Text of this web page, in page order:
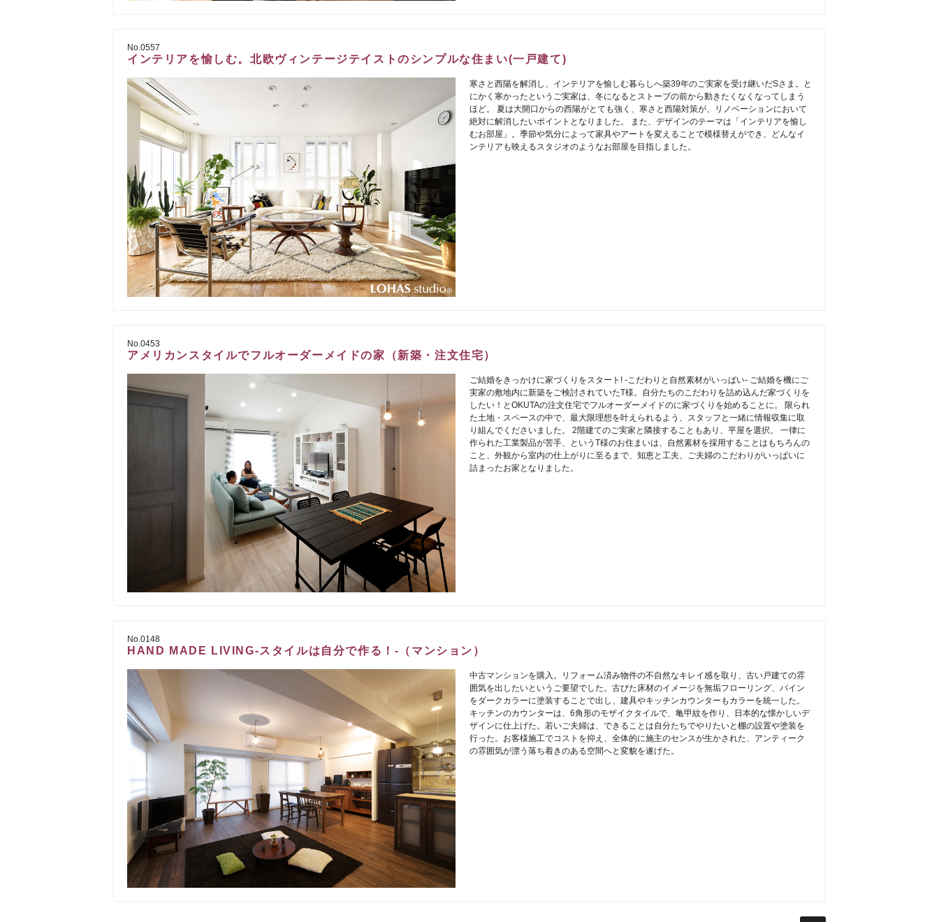
No.0557
インテリアを愉しむ。北欧ヴィンテージテイストのシンプルな住まい(一戸建て)
寒さと西陽を解消し、インテリアを愉しむ暮らしへ築39年のご実家を受け継いだSさま。と
にかく寒かったというご実家は、冬になるとストーブの前から動きたくなくなってしまう
ほど。 夏は大開口からの西陽がとても強く、寒さと西陽対策が、リノベーションにおいて
絶対に解消したいポイントとなりました。 また、デザインのテーマは「インテリアを愉し
むお部屋」。季節や気分によって家具やアートを変えることで模様替えができ、どんなイ
ンテリアも映えるスタジオのようなお部屋を目指しました。
No.0453
アメリカンスタイルでフルオーダーメイドの家（新築・注文住宅）
ご結婚をきっかけに家づくりをスタート! -こだわりと自然素材がいっぱい- ご結婚を機にご
実家の敷地内に新築をご検討されていたT様。自分たちのこだわりを詰め込んだ家づくりを
したい！とOKUTAの注文住宅でフルオーダーメイドのに家づくりを始めることに。 限られ
た土地・スペースの中で、最大限理想を叶えられるよう、スタッフと一緒に情報収集に取
り組んでくださいました。 2階建てのご実家と隣接することもあり、平屋を選択。 一律に
作られた工業製品が苦手、というT様のお住まいは、自然素材を採用することはもちろんの
こと、外観から室内の仕上がりに至るまで、知恵と工夫、ご夫婦のこだわりがいっぱいに
詰まったお家となりました。
No.0148
HAND MADE LIVING-スタイルは自分で作る！-（マンション）
中古マンションを購入。リフォーム済み物件の不自然なキレイ感を取り、古い戸建ての雰
囲気を出したいというご要望でした。古びた床材のイメージを無垢フローリング、パイン
をダークカラーに塗装することで出し、建具やキッチンカウンターもカラーを統一した。
キッチンのカウンターは、6角形のモザイクタイルで、亀甲紋を作り、日本的な懐かしいデ
ザインに仕上げた。若いご夫婦は、できることは自分たちでやりたいと棚の設置や塗装を
行った。お客様施工でコストを抑え、全体的に施主のセンスが生かされた、アンティーク
の雰囲気が漂う落ち着きのある空間へと変貌を遂げた。